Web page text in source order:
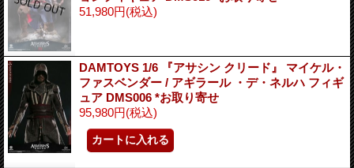
51,980円(税込)
DAMTOYS 1/6 『アサシン クリード』 マイケル・
ファスベンダー / アギラール ・デ・ネルハ フィギ
ュア DMS006 *お取り寄せ
95,980円(税込)